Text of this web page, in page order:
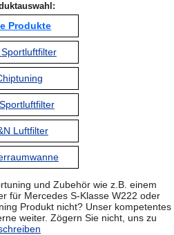
Produkte
Luftfilter
und Zubehör wie z.B. einem
für Mercedes S-Klasse W222 oder
Produkt nicht? Unser kompetentes
weiter. Zögern Sie nicht, uns zu